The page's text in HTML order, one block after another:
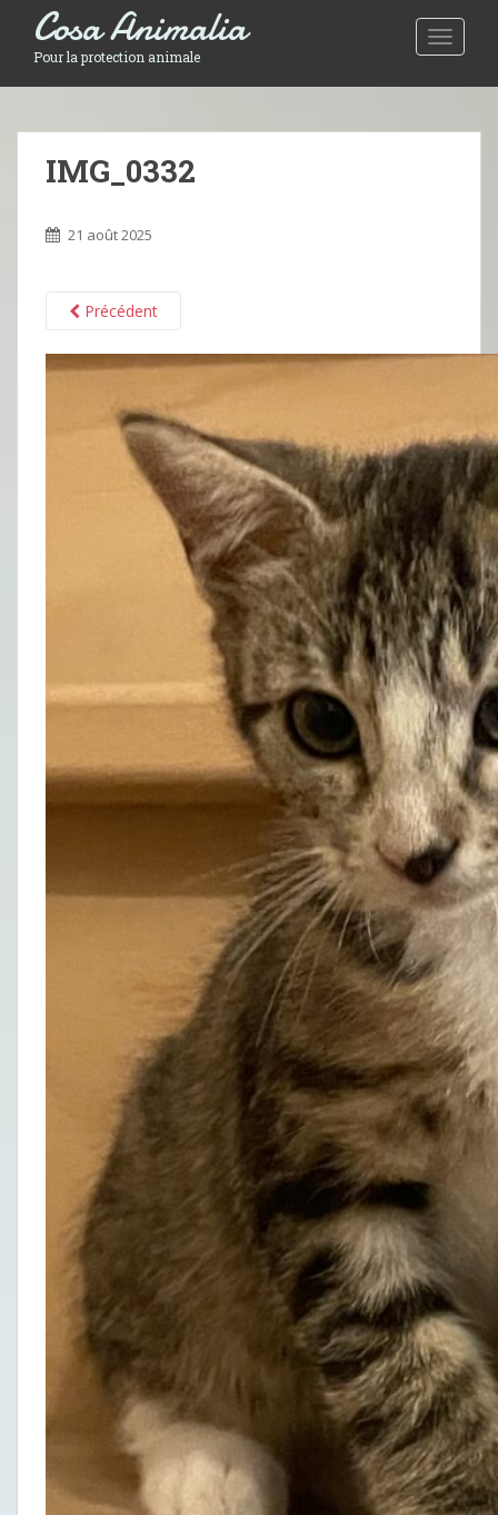
Toggle
Cosa Animalia
Pour la protection animale
IMG_0332
21 août 2025
Précédent